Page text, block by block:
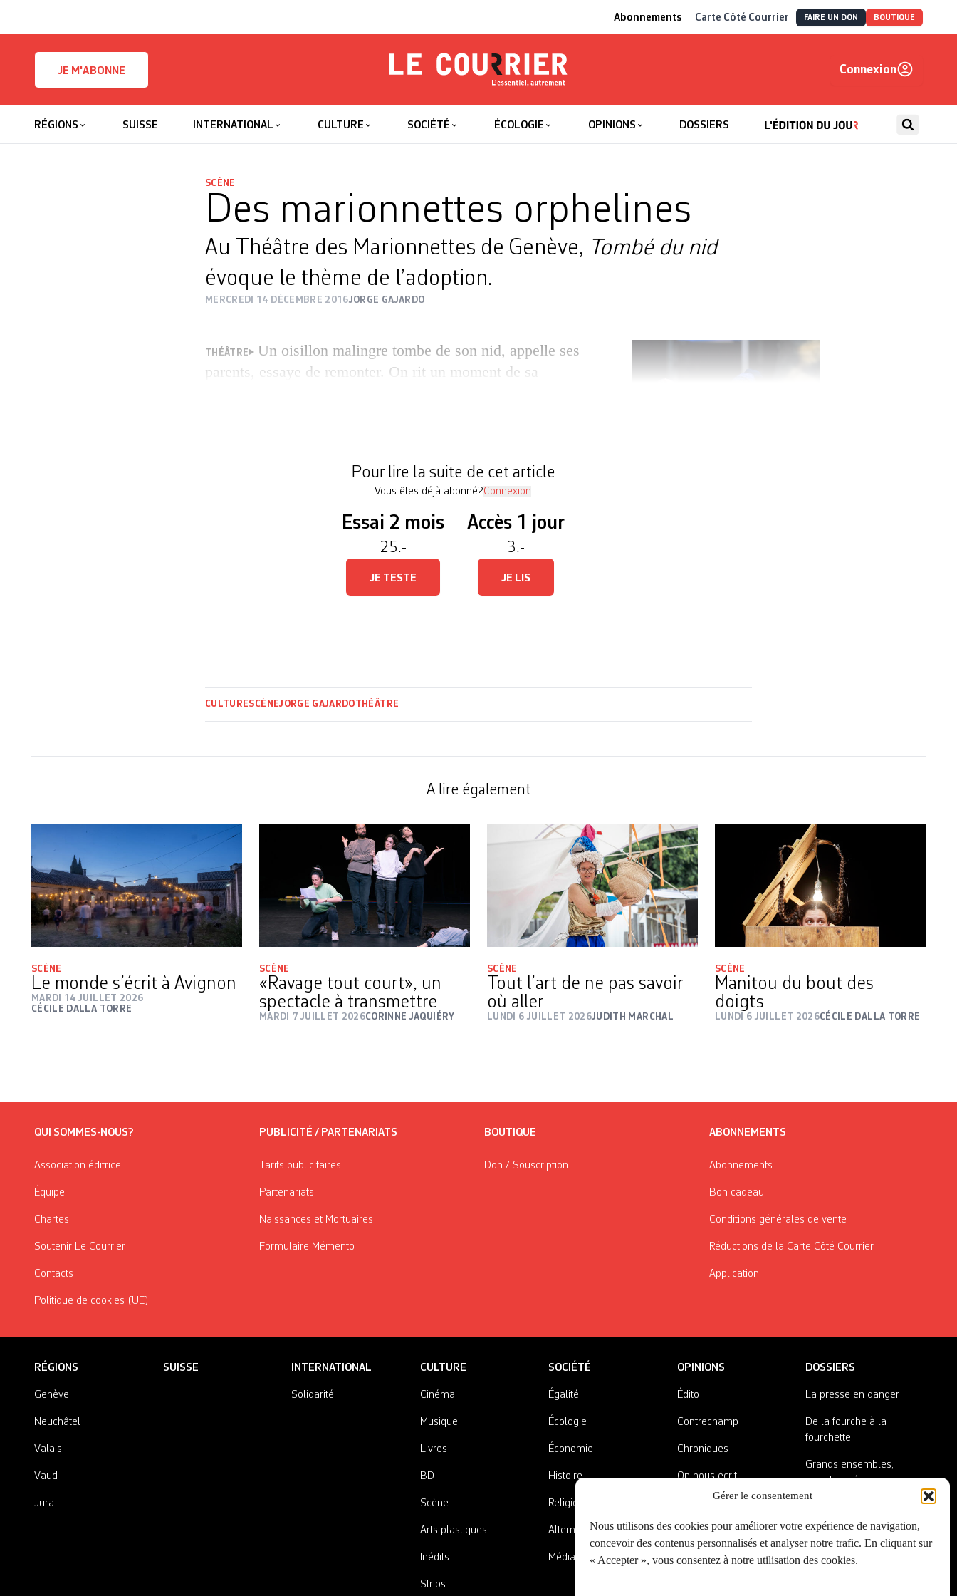
Gérer le consentement
Nous utilisons des cookies pour améliorer votre expérience de navigation,
concevoir des contenus personnalisés et analyser notre trafic. En cliquant sur
« Accepter », vous consentez à notre utilisation des cookies.
Abonnements Carte Côté Courrier FAIRE UN DON BOUTIQUE
JE M'ABONNE
Le Courrier
Connexion
RÉGIONS SUISSE INTERNATIONAL CULTURE SOCIÉTÉ ÉCOLOGIE OPINIONS DOSSIERS
SCÈNE
Des marionnettes orphelines
Au Théâtre des Marionnettes de Genève, Tombé du nid
évoque le thème de l’adoption.
MERCREDI 14 DÉCEMBRE 2016JORGE GAJARDO
THÉÂTRE
Un oisillon malingre tombe de son nid, appelle ses
parents, essaye de remonter. On rit un moment de sa
Pour lire la suite de cet article
Vous êtes déjà abonné?Connexion
Essai 2 mois
25.-
JE TESTE
Accès 1 jour
3.-
JE LIS
CULTURESCÈNEJORGE GAJARDOTHÉÂTRE
A lire également
SCÈNE
Le monde s’écrit à Avignon
MARDI 14 JUILLET 2026
CÉCILE DALLA TORRE
SCÈNE
«Ravage tout court», un
spectacle à transmettre
MARDI 7 JUILLET 2026CORINNE JAQUIÉRY
SCÈNE
Tout l’art de ne pas savoir
où aller
LUNDI 6 JUILLET 2026JUDITH MARCHAL
SCÈNE
Manitou du bout des
doigts
LUNDI 6 JUILLET 2026CÉCILE DALLA TORRE
QUI SOMMES-NOUS?
Association éditrice
Équipe
Chartes
Soutenir Le Courrier
Contacts
Politique de cookies (UE)
PUBLICITÉ / PARTENARIATS
Tarifs publicitaires
Partenariats
Naissances et Mortuaires
Formulaire Mémento
BOUTIQUE
Don / Souscription
ABONNEMENTS
Abonnements
Bon cadeau
Conditions générales de vente
Réductions de la Carte Côté Courrier
Application
RÉGIONS
Genève
Neuchâtel
Valais
Vaud
Jura
SUISSE INTERNATIONAL
Solidarité
CULTURE
Cinéma
Musique
Livres
BD
Scène
Arts plastiques
Inédits
Strips
SOCIÉTÉ
Égalité
Écologie
Économie
Histoire
Religions
Alternatives
Médias
OPINIONS
Édito
Contrechamp
Chroniques
On nous écrit
A côté de la plaque
DOSSIERS
La presse en danger
De la fourche à la
fourchette
Grands ensembles,
grandes idées